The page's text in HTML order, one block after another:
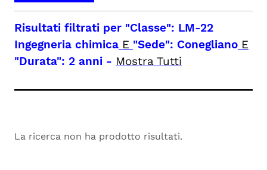
Risultati filtrati per "Classe": LM-22
Ingegneria chimica E "Sede": Conegliano E
"Durata": 2 anni - Mostra Tutti
La ricerca non ha prodotto risultati.